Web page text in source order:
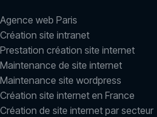
Agence web Paris
Création site intranet
Prestation création site internet
Maintenance de site internet
Maintenance site wordpress
Création site internet en France
Création de site internet par secteur